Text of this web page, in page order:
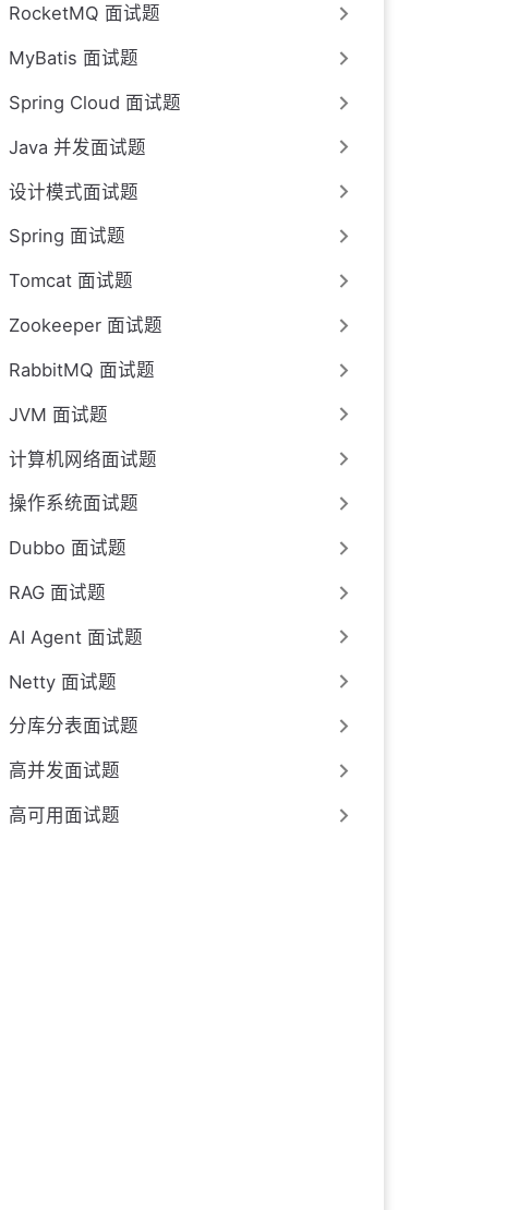
RocketMQ 面试题
MyBatis 面试题
Spring Cloud 面试题
Java 并发面试题
设计模式面试题
Spring 面试题
Tomcat 面试题
Zookeeper 面试题
RabbitMQ 面试题
JVM 面试题
计算机网络面试题
操作系统面试题
Dubbo 面试题
RAG 面试题
AI Agent 面试题
Netty 面试题
分库分表面试题
高并发面试题
高可用面试题